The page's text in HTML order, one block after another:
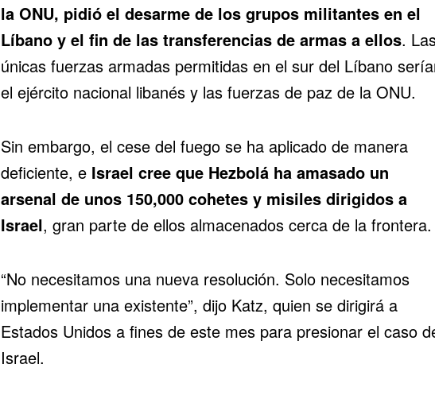
la ONU, pidió el desarme de los grupos militantes en el
Líbano y el fin de las transferencias de armas a ellos.
únicas fuerzas armadas permitidas en el sur del Líbano
el ejército nacional libanés y las fuerzas de paz de la ONU.
Sin embargo, el cese del fuego se ha aplicado de manera
deficiente, e Israel cree que Hezbolá ha amasado un
arsenal de unos 150,000 cohetes y misiles dirigidos a
Israel, gran parte de ellos almacenados cerca de la frontera.
“No necesitamos una nueva resolución. Solo necesitamos
implementar una existente”, dijo Katz, quien se dirigirá a
Estados Unidos a fines de este mes para presionar el caso
Israel.